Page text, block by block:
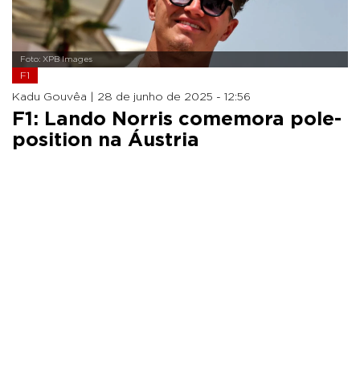
Foto: XPB Images
F1
Kadu Gouvêa | 28 de junho de 2025 - 12:56
F1: Lando Norris comemora pole-
position na Áustria